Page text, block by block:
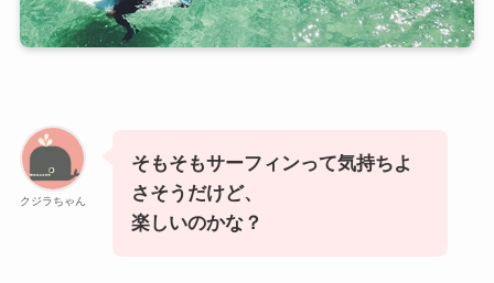
クジラちゃん
そもそもサーフィンって気持ちよ
さそうだけど、
楽しいのかな？